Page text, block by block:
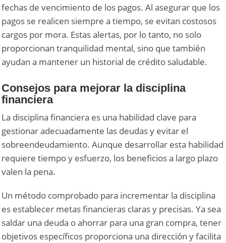
fechas de vencimiento de los pagos. Al asegurar que los
pagos se realicen siempre a tiempo, se evitan costosos
cargos por mora. Estas alertas, por lo tanto, no solo
proporcionan tranquilidad mental, sino que también
ayudan a mantener un historial de crédito saludable.
Consejos para mejorar la disciplina
financiera
La disciplina financiera es una habilidad clave para
gestionar adecuadamente las deudas y evitar el
sobreendeudamiento. Aunque desarrollar esta habilidad
requiere tiempo y esfuerzo, los beneficios a largo plazo
valen la pena.
Un método comprobado para incrementar la disciplina
es establecer metas financieras claras y precisas. Ya sea
saldar una deuda o ahorrar para una gran compra, tener
objetivos específicos proporciona una dirección y facilita